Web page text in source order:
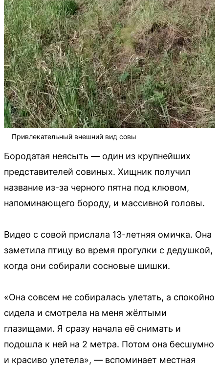
Привлекательный внешний вид совы
Бородатая неясыть — один из крупнейших
представителей совиных. Хищник получил
название из-за черного пятна под клювом,
напоминающего бороду, и массивной головы.
Видео с совой прислала 13-летняя омичка. Она
заметила птицу во время прогулки с дедушкой,
когда они собирали сосновые шишки.
«Она совсем не собиралась улетать, а спокойно
сидела и смотрела на меня жёлтыми
глазищами. Я сразу начала её снимать и
подошла к ней на 2 метра. Потом она бесшумно
и красиво улетела», — вспоминает местная